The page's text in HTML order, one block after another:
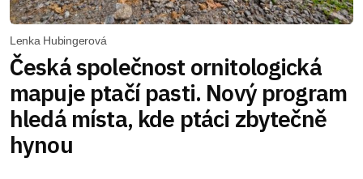
Lenka Hubingerová
Česká společnost ornitologická
mapuje ptačí pasti. Nový program
hledá místa, kde ptáci zbytečně
hynou